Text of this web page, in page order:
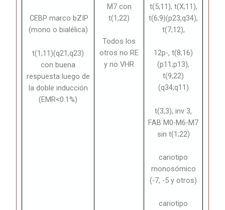
CEBP marco bZIP
(mono o bialélica)
t(1;11)(q21;q23)
con buena
respuesta luego de
la doble inducción
(EMR<0.1%)
M7 con
t(1,22)
Todos los
otros no RE
y no VHR
t(5;11), t(X;11),
t(6;9)(p23;q34),
t(7;12),
12p-, t(8;16)
(p11;p13),
t(9;22)
(q34;q11)
t(3,3), inv 3,
FAB M0-M6-M7
sin t(1;22)
cariotipo
monosómico
(-7, -5 y otros)
cariotipo